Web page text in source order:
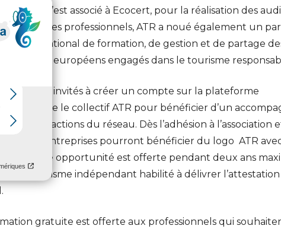
ATR s’est associé à Ecocert, pour la réalisation des
les professionnels, ATR a noué également un
international de formation, de gestion et de partage
européens engagés dans le tourisme
sont invités à créer un compte sur la plateforme
à rejoindre le collectif ATR pour bénéficier d’un
aux actions du réseau. Dès l’adhésion à l’association
ATR, les entreprises pourront bénéficier du logo ATR
». Cette opportunité est offerte pendant deux ans
seul organisme indépendant habilité à délivrer
gratuite est offerte aux professionnels qui